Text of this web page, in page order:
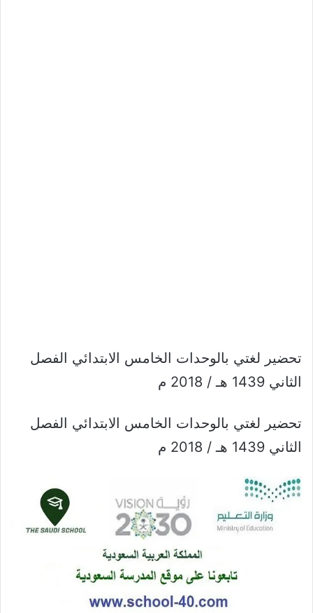
تحضير لغتي بالوحدات الخامس الابتدائي الفصل
الثاني 1439 هـ / 2018 م
تحضير لغتي بالوحدات الخامس الابتدائي الفصل
الثاني 1439 هـ / 2018 م